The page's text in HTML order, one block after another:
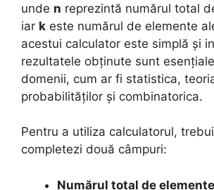
unde n reprezintă numărul total
iar k este numărul de elemente
acestui calculator este simplă și
rezultatele obținute sunt
domenii, cum ar fi statistica,
probabilităților și combinatorica.
Pentru a utiliza calculatorul,
completezi două câmpuri:
Numărul total de